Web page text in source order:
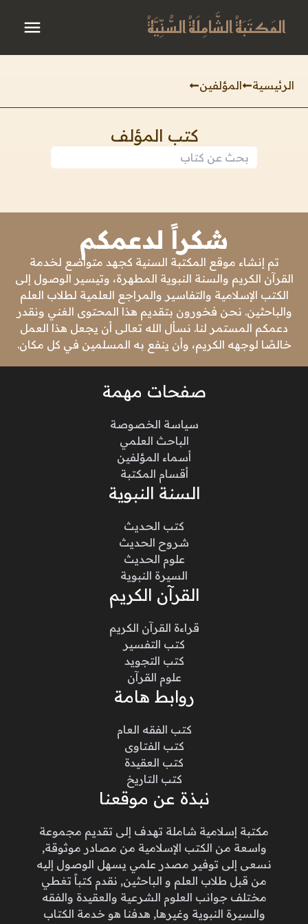
المَكتَبَةُ الشَّامِلَةُ السُّنِّيَّةُ
الرئيسية المؤلفين
كتب المؤلف
شكراً لدعمكم
تم إنشاء موقع المكتبة السنية كجهد متواضع لخدمة
القرآن الكريم والسنة النبوية المطهرة، وتيسير الوصول إلى
الكتب الإسلامية والتفاسير والمراجع العلمية لطلاب العلم
والباحثين. نحن فخورون بتقديم هذا المحتوى الغني ونقدر
دعمكم المستمر لنا. نسأل الله تعالى أن يجعل هذا العمل
خالصًا لوجهه الكريم، وأن ينفع به المسلمين في كل مكان.
صفحات مهمة
سياسة الخصوصة
الباحث العلمي
أسماء المؤلفين
أقسام المكتبة
السنة النبوية
كتب الحديث
شروح الحديث
علوم الحديث
السيرة النبوية
القرآن الكريم
قراءة القرآن الكريم
كتب التفسير
كتب التجويد
علوم القرآن
روابط هامة
كتب الفقه العام
كتب الفتاوى
كتب العقيدة
كتب التاريخ
نبذة عن موقعنا
مكتبة إسلامية شاملة تهدف إلى تقديم مجموعة
واسعة من الكتب الإسلامية من مصادر موثوقة,
نسعى إلى توفير مصدر علمي يسهل الوصول إليه
من قبل طلاب العلم و الباحثين, نقدم كتباً تغطي
مختلف جوانب العلوم الشرعية والعقيدة والفقه
والسيرة النبوية وغيرها, هدفنا هو خدمة الكتاب